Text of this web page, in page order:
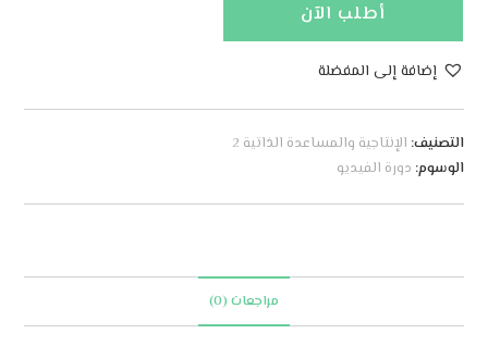
أطلب الآن
إضافة إلى المفضلة
t
r
التصنيف: الإنتاجية والمساعدة الذاتية 2
الوسوم: دورة الفيديو
مراجعات (0)